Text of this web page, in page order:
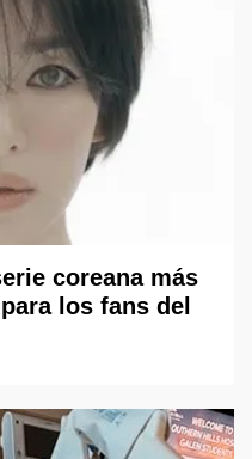
coreana más
los fans del